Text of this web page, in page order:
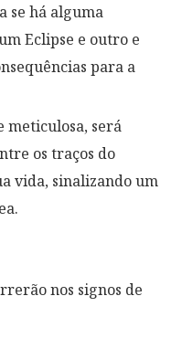
se há alguma
Eclipse e outro e
para a
meticulosa, será
os traços do
vida, sinalizando um
nos signos de